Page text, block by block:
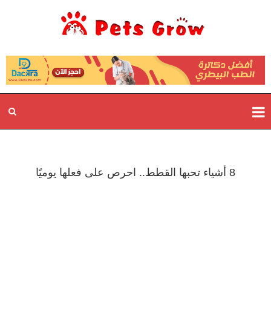
8 أشياء تحبها القطط.. احرص على فعلها يوميًا